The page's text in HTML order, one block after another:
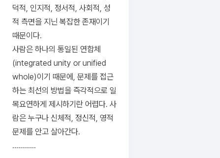
덕적, 인지적, 정서적, 사회적, 성
적 측면을 지닌 복잡한 존재이기
때문이다.
사람은 하나의 통일된 연합체
(integrated unity or unified
whole)이기 때문에, 문제를 접근
하는 최선의 방법을 즉각적으로 일
목요연하게 제시하기란 어렵다. 사
람은 누구나 신체적, 정신적, 영적
문제를 안고 살아간다.
............